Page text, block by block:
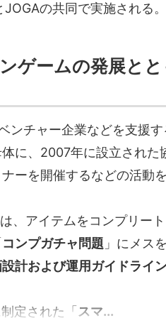
の共同で実施される。
ゲームの発展と
ンチャー企業などを支援
に、2007年に設立され
ーを開催するなどの活動を
、アイテムをコンプリー
コンプガチャ問題 」にメス
計および運用ガイドライ
定された「 スマ...